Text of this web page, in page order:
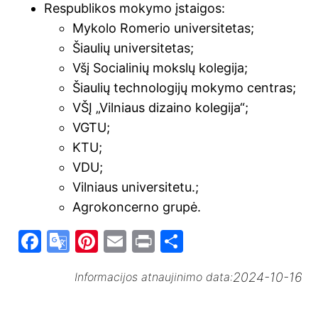
Respublikos mokymo įstaigos:
Mykolo Romerio universitetas;
Šiaulių universitetas;
Všį Socialinių mokslų kolegija;
Šiaulių technologijų mokymo centras;
VŠĮ „Vilniaus dizaino kolegija“;
VGTU;
KTU;
VDU;
Vilniaus universitetu.;
Agrokoncerno grupė.
F
G
o
Pi
er
E
ai
Pr
t
ar
Informacijos atnaujinimo data:2024-10-16